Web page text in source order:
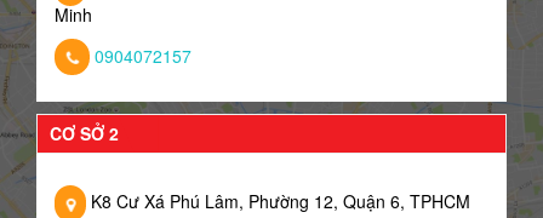
Minh
0904072157
CƠ SỞ 2
K8 Cư Xá Phú Lâm, Phường 12, Quận 6, TPHCM